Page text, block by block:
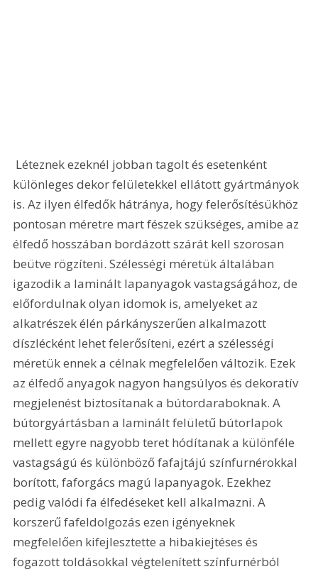
különleges dekor felületekkel ellátott gyártmányok
is. Az ilyen élfedők hátránya, hogy felerősítésükhöz
pontosan méretre mart fészek szükséges, amibe az
élfedő hosszában bordázott szárát kell szorosan
beütve rögzíteni. Szélességi méretük általában
igazodik a laminált lapanyagok vastagságához, de
előfordulnak olyan idomok is, amelyeket az
alkatrészek élén párkányszerűen alkalmazott
díszlécként lehet felerősíteni, ezért a szélességi
méretük ennek a célnak megfelelően változik. Ezek
az élfedő anyagok nagyon hangsúlyos és dekoratív
megjelenést biztosítanak a bútordaraboknak. A
bútorgyártásban a laminált felületű bútorlapok
mellett egyre nagyobb teret hódítanak a különféle
vastagságú és különböző fafajtájú színfurnérokkal
borított, faforgács magú lapanyagok. Ezekhez
pedig valódi fa élfedéseket kell alkalmazni. A
korszerű fafeldolgozás ezen igényeknek
megfelelően kifejlesztette a hibakiejtéses és
fogazott toldásokkal végtelenített színfurnérból